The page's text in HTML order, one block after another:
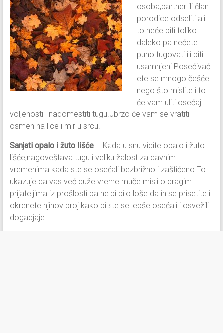
osoba,partner ili član
porodice odseliti ali
to neće biti toliko
daleko pa nećete
puno tugovati ili biti
usamnjeni.Posećivać
ete se mnogo češće
nego što mislite i to
će vam uliti osećaj
voljenosti i nadomestiti tugu.Ubrzo će vam se vratiti
osmeh na lice i mir u srcu.
Sanjati opalo i žuto lišće– Kada u snu vidite opalo i žuto
lišće,nagoveštava tugu i veliku žalost za davnim
vremenima kada ste se osećali bezbrižno i zaštićeno.To
ukazuje da vas već duže vreme muče misli o dragim
prijateljima iz prošlosti pa ne bi bilo loše da ih se prisetite i
okrenete njihov broj kako bi ste se lepše osećali i osvežili
dogadjaje.